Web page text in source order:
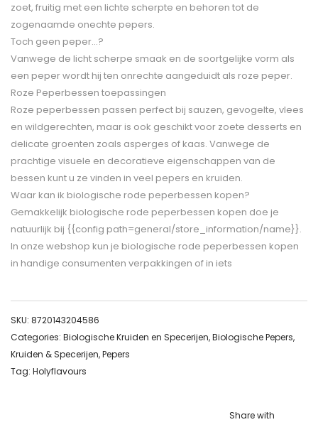
zoet, fruitig met een lichte scherpte en behoren tot de
zogenaamde onechte pepers.
Toch geen peper…?
Vanwege de licht scherpe smaak en de soortgelijke vorm als
een peper wordt hij ten onrechte aangeduidt als roze peper.
Roze Peperbessen toepassingen
Roze peperbessen passen perfect bij sauzen, gevogelte, vlees
en wildgerechten, maar is ook geschikt voor zoete desserts en
delicate groenten zoals asperges of kaas. Vanwege de
prachtige visuele en decoratieve eigenschappen van de
bessen kunt u ze vinden in veel pepers en kruiden.
Waar kan ik biologische rode peperbessen kopen?
Gemakkelijk biologische rode peperbessen kopen doe je
natuurlijk bij {{config path=general/store_information/name}}.
In onze webshop kun je biologische rode peperbessen kopen
in handige consumenten verpakkingen of in iets
SKU: 8720143204586
Categories: Biologische Kruiden en Specerijen,Biologische Pepers,
Kruiden & Specerijen,Pepers
Tag: Holyflavours
Share with